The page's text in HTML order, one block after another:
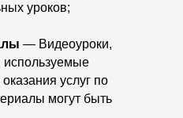
уроков;
— Видеоуроки,
используемые
услуг по
могут быть